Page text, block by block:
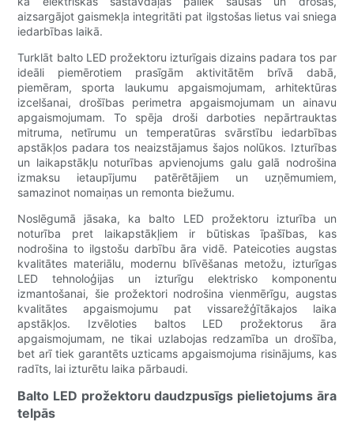
aizsargājot gaismekļa integritāti pat ilgstošas ​​lietus vai sniega
iedarbības laikā.
Turklāt balto LED prožektoru izturīgais dizains padara tos par
ideāli piemērotiem prasīgām aktivitātēm brīvā dabā,
piemēram, sporta laukumu apgaismojumam, arhitektūras
izcelšanai, drošības perimetra apgaismojumam un ainavu
apgaismojumam. To spēja droši darboties nepārtrauktas
mitruma, netīrumu un temperatūras svārstību iedarbības
apstākļos padara tos neaizstājamus šajos nolūkos. Izturības
un laikapstākļu noturības apvienojums galu galā nodrošina
izmaksu ietaupījumu patērētājiem un uzņēmumiem,
samazinot nomaiņas un remonta biežumu.
Noslēgumā jāsaka, ka balto LED prožektoru izturība un
noturība pret laikapstākļiem ir būtiskas īpašības, kas
nodrošina to ilgstošu darbību āra vidē. Pateicoties augstas
kvalitātes materiālu, modernu blīvēšanas metožu, izturīgas
LED tehnoloģijas un izturīgu elektrisko komponentu
izmantošanai, šie prožektori nodrošina vienmērīgu, augstas
kvalitātes apgaismojumu pat vissarežģītākajos laika
apstākļos. Izvēloties baltos LED prožektorus āra
apgaismojumam, ne tikai uzlabojas redzamība un drošība,
bet arī tiek garantēts uzticams apgaismojuma risinājums, kas
radīts, lai izturētu laika pārbaudi.
Balto LED prožektoru daudzpusīgs pielietojums āra
telpās